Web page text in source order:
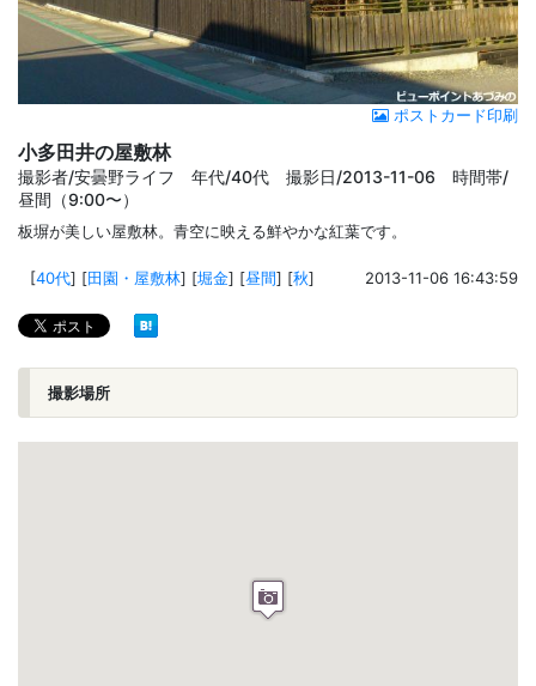
ポストカード印刷
小多田井の屋敷林
撮影者/安曇野ライフ 年代/40代 撮影日/2013-11-06 時間帯/
昼間（9:00〜）
板塀が美しい屋敷林。青空に映える鮮やかな紅葉です。
[40代] [田園・屋敷林] [堀金] [昼間] [秋] 2013-11-06 16:43:59
撮影場所